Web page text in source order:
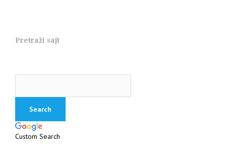
Pretraži sajt
Custom Search